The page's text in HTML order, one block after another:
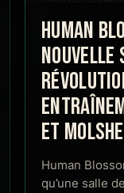
HUMAN
NOUVELLE
ET
Human
qu’une salle